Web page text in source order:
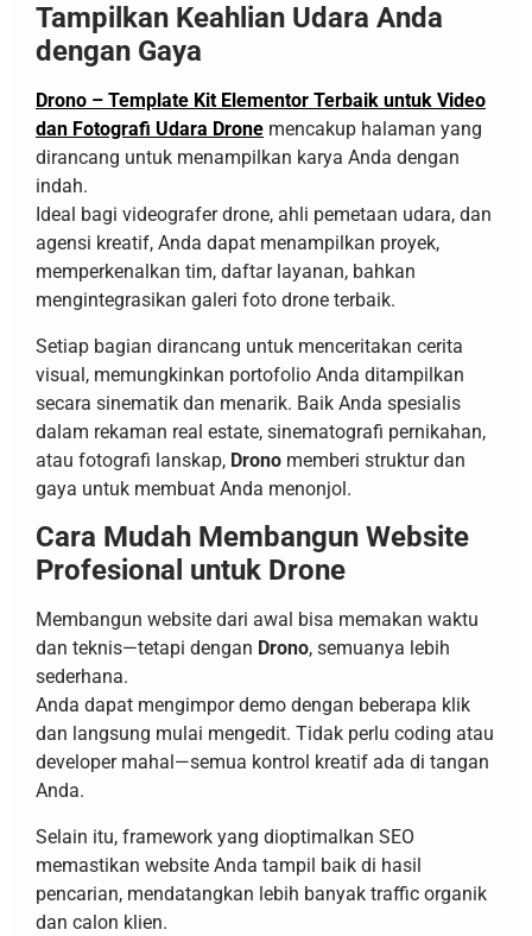
Tampilkan Keahlian Udara Anda
dengan Gaya
Drono – Template Kit Elementor Terbaik untuk Video
dan Fotografi Udara Drone mencakup halaman yang
dirancang untuk menampilkan karya Anda dengan
indah.
Ideal bagi videografer drone, ahli pemetaan udara, dan
agensi kreatif, Anda dapat menampilkan proyek,
memperkenalkan tim, daftar layanan, bahkan
mengintegrasikan galeri foto drone terbaik.
Setiap bagian dirancang untuk menceritakan cerita
visual, memungkinkan portofolio Anda ditampilkan
secara sinematik dan menarik. Baik Anda spesialis
dalam rekaman real estate, sinematografi pernikahan,
atau fotografi lanskap, Drono memberi struktur dan
gaya untuk membuat Anda menonjol.
Cara Mudah Membangun Website
Profesional untuk Drone
Membangun website dari awal bisa memakan waktu
dan teknis—tetapi dengan Drono, semuanya lebih
sederhana.
Anda dapat mengimpor demo dengan beberapa klik
dan langsung mulai mengedit. Tidak perlu coding atau
developer mahal—semua kontrol kreatif ada di tangan
Anda.
Selain itu, framework yang dioptimalkan SEO
memastikan website Anda tampil baik di hasil
pencarian, mendatangkan lebih banyak traffic organik
dan calon klien.